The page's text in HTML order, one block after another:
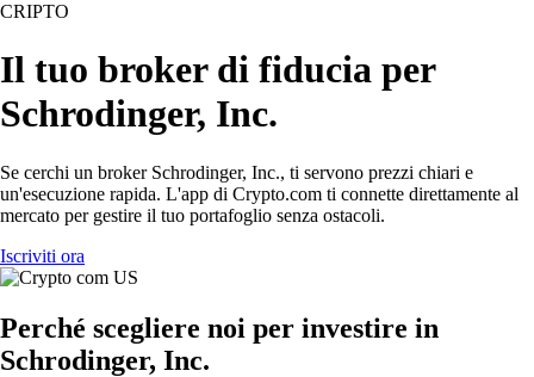
CRIPTO
Il tuo broker di fiducia per
Schrodinger, Inc.
Se cerchi un broker Schrodinger, Inc., ti servono prezzi chiari e
un'esecuzione rapida. L'app di Crypto.com ti connette direttamente al
mercato per gestire il tuo portafoglio senza ostacoli.
Iscriviti ora
Perché scegliere noi per investire in
Schrodinger, Inc.